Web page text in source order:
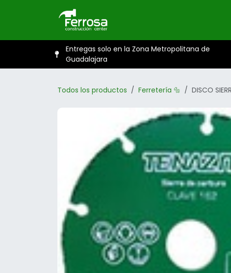
Entregas solo en la Zona Metropolitana de
Guadalajara
Todos los productos Ferretería 🔩 DISCO